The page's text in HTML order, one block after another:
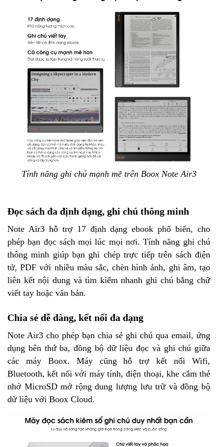
Tính năng ghi chú mạnh mẽ trên Boox Note Air3
Đọc sách đa định dạng, ghi chú thông minh
Note Air3 hỗ trợ 17 định dạng ebook phổ biến, cho
phép bạn đọc sách mọi lúc mọi nơi. Tính năng ghi chú
thông minh giúp bạn ghi chép trực tiếp trên sách điện
tử, PDF với nhiều màu sắc, chèn hình ảnh, ghi âm, tạo
liên kết nội dung và tìm kiếm nhanh ghi chú bằng chữ
viết tay hoặc văn bản.
Chia sẻ dễ dàng, kết nối đa dạng
Note Air3 cho phép bạn chia sẻ ghi chú qua email, ứng
dụng bên thứ ba, đồng bộ dữ liệu đọc và ghi chú giữa
các máy Boox. Máy cũng hỗ trợ kết nối Wifi,
Bluetooth, kết nối với máy tính, điện thoại, khe cắm thẻ
nhớ MicroSD mở rộng dung lượng lưu trữ và đồng bộ
dữ liệu với Boox Cloud.